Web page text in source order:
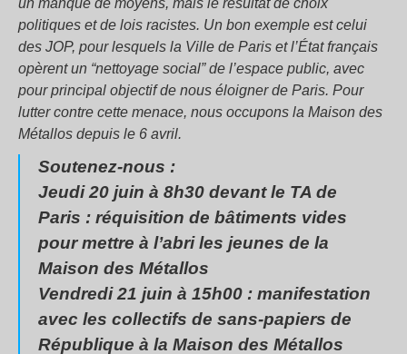
politiques et de lois racistes. Un bon exemple est celui
des JOP, pour lesquels la Ville de Paris et l’État français
opèrent un “nettoyage social” de l’espace public, avec
pour principal objectif de nous éloigner de Paris. Pour
lutter contre cette menace, nous occupons la Maison des
Métallos depuis le 6 avril.
Soutenez-nous :
Jeudi 20 juin à 8h30 devant le TA de
Paris : réquisition de bâtiments vides
pour mettre à l’abri les jeunes de la
Maison des Métallos
Vendredi 21 juin à 15h00 : manifestation
avec les collectifs de sans-papiers de
République à la Maison des Métallos